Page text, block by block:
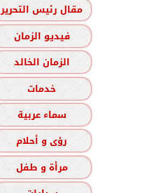
مقال رئيس التحرير
فيديو الزمان
الزمان الخالد
خدمات
سماء عربية
رؤى و أحلام
مرأة و طفل